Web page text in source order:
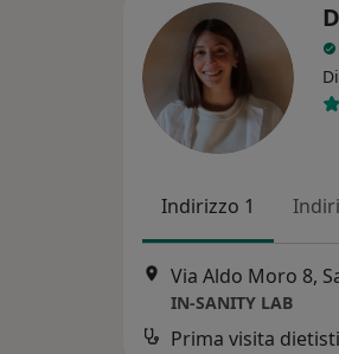
Indirizzo 1
Via Aldo Moro 8,
IN-SANITY LAB
Prima visita